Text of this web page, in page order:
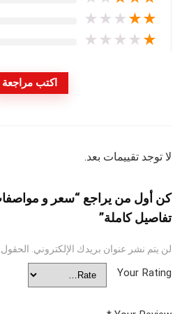
★
★
★
★
★
★
★
★
★
★
اكتب مراجعة
لا توجد تقييمات بعد.
تفاصيل كاملة”
لن يتم نشر عنوان بريدك الإلكتروني. الحقول
Your Rating